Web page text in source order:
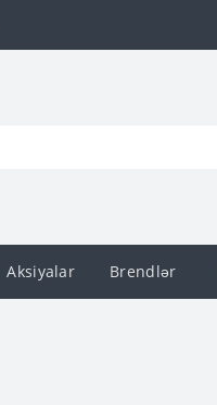
Aksiyalar Brendlər